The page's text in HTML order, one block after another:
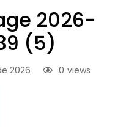
2026-
(5)
2026 views
0